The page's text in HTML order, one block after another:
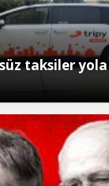
taksiler yola